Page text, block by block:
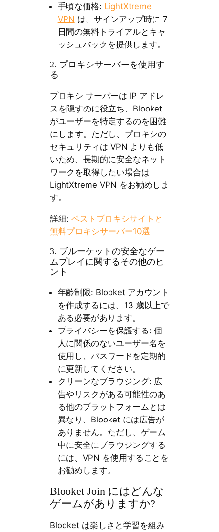
手頃な価格: LightXtreme
VPN は、サインアップ時に 7
日間の無料トライアルとキャ
ッシュバックを提供します。
2. プロキシサーバーを使用す
る
プロキシ サーバーは IP アドレ
スを隠すのに役立ち、Blooket
がユーザーを特定するのを困難
にします。ただし、プロキシの
セキュリティは VPN よりも低
いため、長期的に安全なネット
ワークを取得したい場合は
LightXtreme VPN をお勧めしま
す。
詳細: ベストプロキシサイトと
無料プロキシサーバー10選
3. ブルーケットの安全なゲー
ムプレイに関するその他のヒ
ント
年齢制限: Blooket アカウント
を作成するには、13 歳以上で
ある必要があります。
プライバシーを保護する: 個
人に関係のないユーザー名を
使用し、パスワードを定期的
に更新してください。
クリーンなブラウジング: 広
告やリスクがある可能性のあ
る他のプラットフォームとは
異なり、Blooket には広告が
ありません。ただし、ゲーム
中に安全にブラウジングする
には、VPN を使用することを
お勧めします。
Blooket Join にはどんな
ゲームがありますか?
Blooket は楽しさと学習を組み